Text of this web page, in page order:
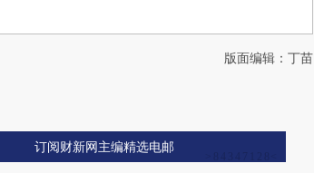
版面编辑：丁苗
订阅财新网主编精选电邮